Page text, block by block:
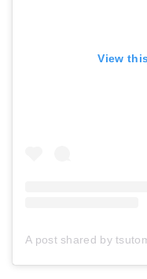
View
A post shared by